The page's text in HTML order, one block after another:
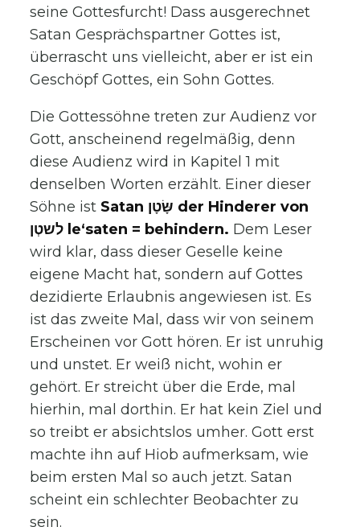
seine Gottesfurcht! Dass ausgerechnet
Satan Gesprächspartner Gottes ist,
überrascht uns vielleicht, aber er ist ein
Geschöpf Gottes, ein Sohn Gottes.
Die Gottessöhne treten zur Audienz vor
Gott, anscheinend regelmäßig, denn
diese Audienz wird in Kapitel 1 mit
denselben Worten erzählt. Einer dieser
Söhne ist Satan שָּׂטָן der Hinderer von
לשטְן le‘saten = behindern. Dem Leser
wird klar, dass dieser Geselle keine
eigene Macht hat, sondern auf Gottes
dezidierte Erlaubnis angewiesen ist. Es
ist das zweite Mal, dass wir von seinem
Erscheinen vor Gott hören. Er ist unruhig
und unstet. Er weiß nicht, wohin er
gehört. Er streicht über die Erde, mal
hierhin, mal dorthin. Er hat kein Ziel und
so treibt er absichtslos umher. Gott erst
machte ihn auf Hiob aufmerksam, wie
beim ersten Mal so auch jetzt. Satan
scheint ein schlechter Beobachter zu
sein.